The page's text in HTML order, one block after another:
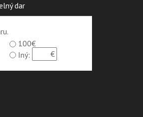
dar
100€
Iný: